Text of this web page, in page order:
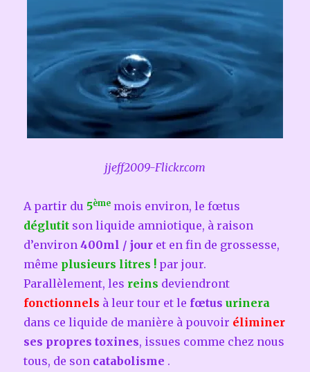
jjeff2009-Flickr.com
A partir du 5ème mois environ, le fœtus
déglutit son liquide amniotique, à raison
d’environ400ml / jour et en fin de grossesse,
même plusieurs litres ! par jour.
Parallèlement, les reins deviendront
fonctionnels à leur tour et le fœtusurinera
dans ce liquide de manière à pouvoir éliminer
ses propres toxines, issues comme chez nous
tous, de son catabolisme .